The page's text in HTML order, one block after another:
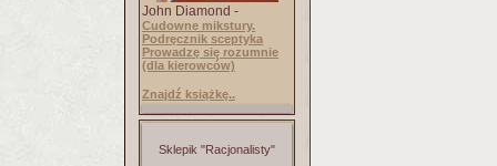
John Diamond -
Cudowne mikstury.
Podręcznik sceptyka
Prowadzę się rozumnie
(dla kierowców)
Znajdź książkę..
Sklepik "Racjonalisty"